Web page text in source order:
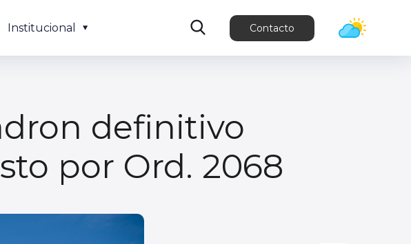
Institucional Contacto
definitivo
por Ord. 2068